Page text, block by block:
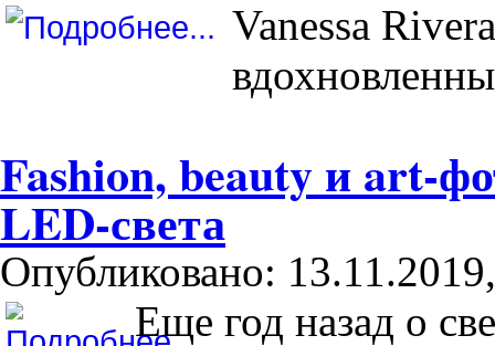
Vanessa
Fashion, beauty и art-
LED-света
Опубликовано:
Еще год назад о